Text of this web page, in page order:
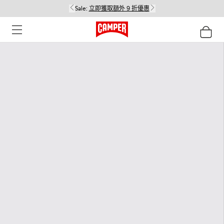
Sale: 立即獲取額外 9 折優惠